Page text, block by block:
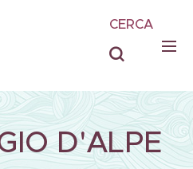
CERCA
D'ALPE